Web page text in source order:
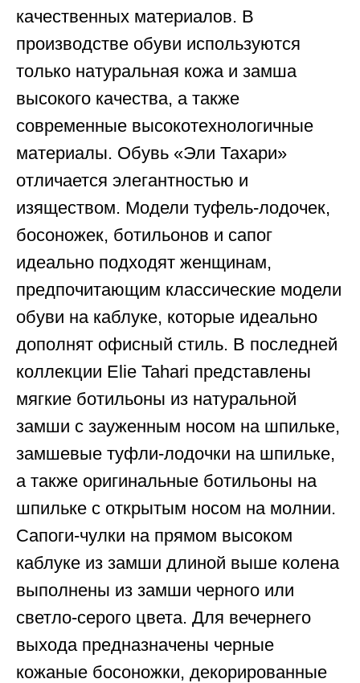
качественных материалов. В
производстве обуви используются
только натуральная кожа и замша
высокого качества, а также
современные высокотехнологичные
материалы. Обувь «Эли Тахари»
отличается элегантностью и
изяществом. Модели туфель-лодочек,
босоножек, ботильонов и сапог
идеально подходят женщинам,
предпочитающим классические модели
обуви на каблуке, которые идеально
дополнят офисный стиль. В последней
коллекции Elie Tahari представлены
мягкие ботильоны из натуральной
замши с зауженным носом на шпильке,
замшевые туфли-лодочки на шпильке,
а также оригинальные ботильоны на
шпильке с открытым носом на молнии.
Сапоги-чулки на прямом высоком
каблуке из замши длиной выше колена
выполнены из замши черного или
светло-серого цвета. Для вечернего
выхода предназначены черные
кожаные босоножки, декорированные